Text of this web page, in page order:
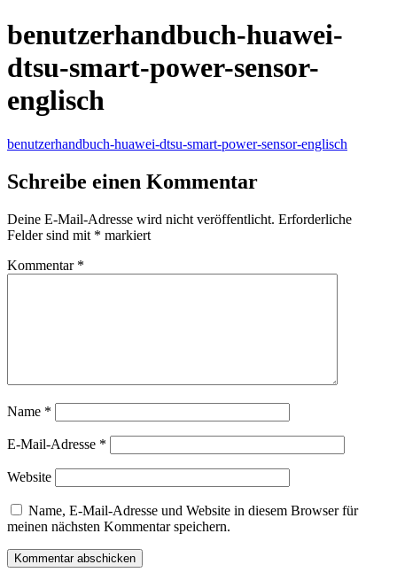
benutzerhandbuch-huawei-
dtsu-smart-power-sensor-
englisch
benutzerhandbuch-huawei-dtsu-smart-power-sensor-englisch
Schreibe einen Kommentar
Deine E-Mail-Adresse wird nicht veröffentlicht. Erforderliche
Felder sind mit * markiert
Kommentar *
Name *
E-Mail-Adresse *
Website
Name, E-Mail-Adresse und Website in diesem Browser für
meinen nächsten Kommentar speichern.